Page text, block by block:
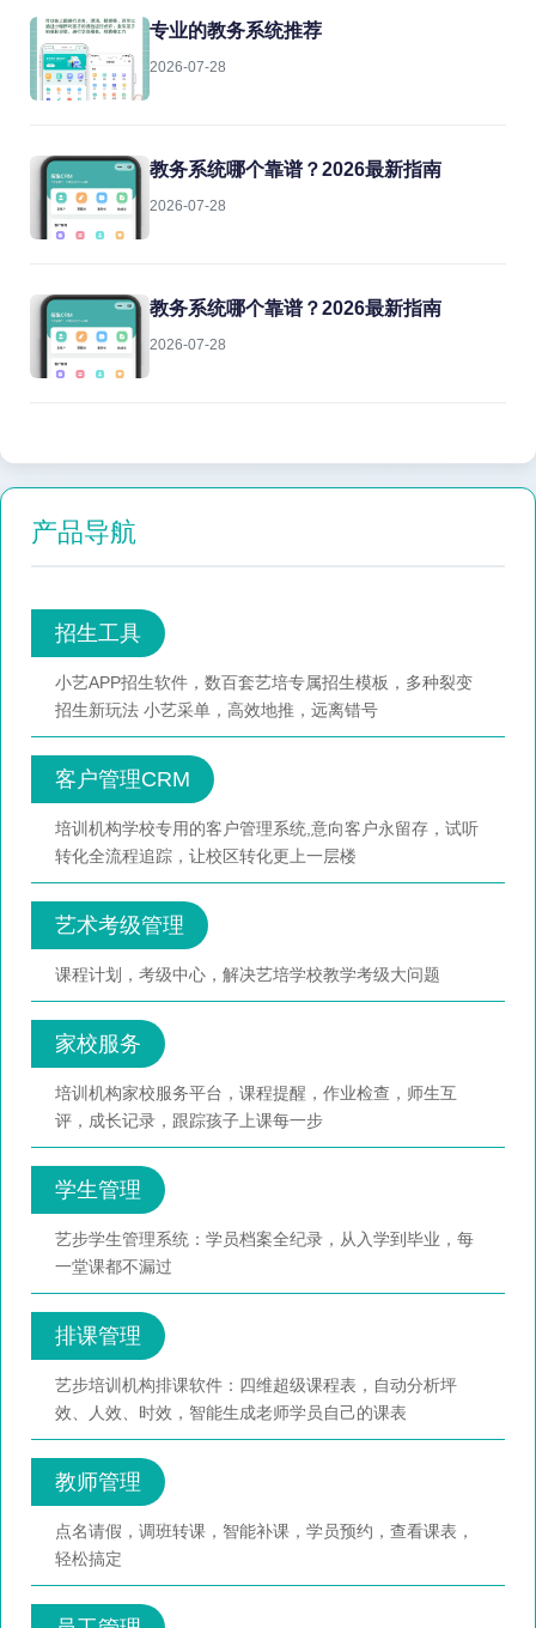
专业的教务系统推荐
2026-07-28
教务系统哪个靠谱？2026最新指南
2026-07-28
教务系统哪个靠谱？2026最新指南
2026-07-28
产品导航
招生工具
小艺APP招生软件，数百套艺培专属招生模板，多种裂变
招生新玩法 小艺采单，高效地推，远离错号
客户管理CRM
培训机构学校专用的客户管理系统,意向客户永留存，试听
转化全流程追踪，让校区转化更上一层楼
艺术考级管理
课程计划，考级中心，解决艺培学校教学考级大问题
家校服务
培训机构家校服务平台，课程提醒，作业检查，师生互
评，成长记录，跟踪孩子上课每一步
学生管理
艺步学生管理系统：学员档案全纪录，从入学到毕业，每
一堂课都不漏过
排课管理
艺步培训机构排课软件：四维超级课程表，自动分析坪
效、人效、时效，智能生成老师学员自己的课表
教师管理
点名请假，调班转课，智能补课，学员预约，查看课表，
轻松搞定